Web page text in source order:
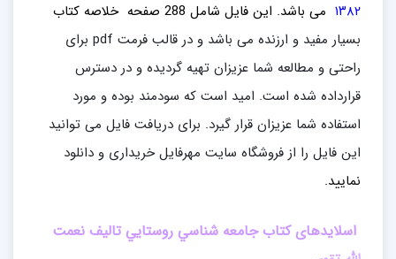
۱۳۸۲ می باشد. این فایل شامل 288 صفحه خلاصه کتاب
بسیار مفید و ارزنده می باشد و در قالب فرمت pdf برای
راحتی و مطالعه شما عزیزان تهیه گردیده و در دسترس
قرارداده شده است. امید است که سودمند بوده و مورد
استفاده شما عزیزان قرار گیرد. برای دریافت فایل می توانید
این فایل را از فروشگاه سایت مهرفایل خریداری و دانلود
نمایید.
اسلایدهای کتاب جامعه شناسي روستايي تالیف نعمت